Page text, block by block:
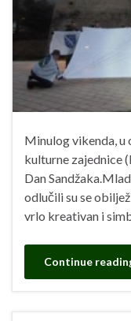
Minulog vikenda, u
kulturne zajednice
Dan
odlučili su se
vrlo kreativan i
Continue